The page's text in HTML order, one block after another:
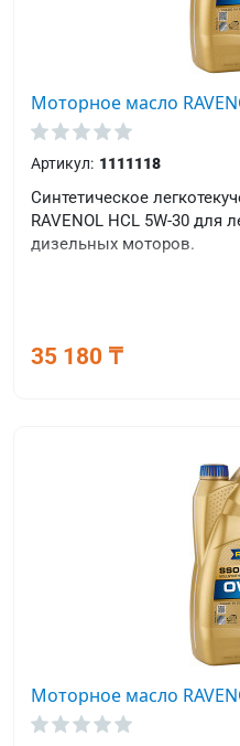
Моторное масло
Артикул: 1111118
Синтетическое
RAVENOL HCL 5W-30 для
дизельных моторов.
35 180 ₸
Моторное масло